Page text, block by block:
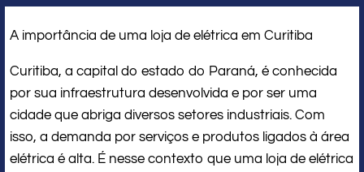
A importância de uma loja de elétrica em Curitiba
Curitiba, a capital do estado do Paraná, é conhecida
por sua infraestrutura desenvolvida e por ser uma
cidade que abriga diversos setores industriais. Com
isso, a demanda por serviços e produtos ligados à área
elétrica é alta. É nesse contexto que uma loja de elétrica